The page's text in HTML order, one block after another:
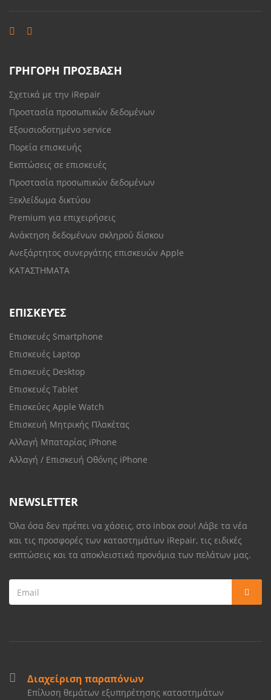
ΓΡΗΓΟΡΗ ΠΡΟΣΒΑΣΗ
Σχετικά με την iRepair
Προστασία προσωπικών δεδομένων
Εξουσιοδοτημένο service
Πορεία επισκευής
Εκπτώσεις σε επισκευές
Προστασία προσωπικών δεδομένων
Ξεκλείδωμα δικτύου
Premium για επιχειρήσεις
Ανάκτηση δεδομένων σκληρού δίσκου
Ανεξάρτητος συνεργάτης επισκευών Apple
ΚΑΤΑΣΤΗΜΑΤΑ
ΕΠΙΣΚΕΥΈΣ
Επισκευές Smartphone
Επισκευές Laptop
Επισκευές Desktop
Επισκευές Tablet
Επισκεύες Apple Watch
Επισκευή Μητρικής Πλακέτας
Αλλαγή Μπαταρίας iPhone
Αλλαγή / Επισκευή Οθόνης iPhone
NEWSLETTER
Όλα όσα δεν πρέπει να χάσεις, στο inbox σου! Λάβε τα νέα
και τις προσφορές των καταστημάτων iRepair, τις ειδικές
εκπτώσεις και τα αποκλειστικά προνόμια των πελάτων μας.
Διαχείριση παραπόνων
Επίλυση θεμάτων εξυπηρέτησης καταστημάτων